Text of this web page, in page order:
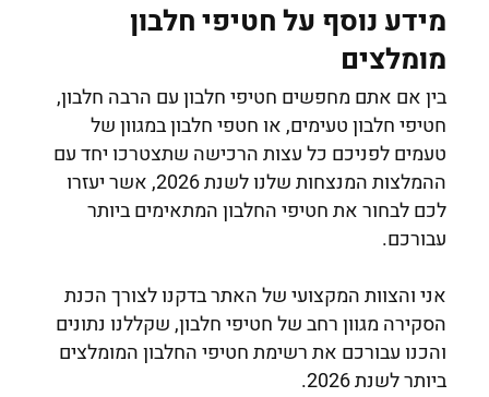
מידע נוסף על חטיפי חלבון
מומלצים
בין אם אתם מחפשים חטיפי חלבון עם הרבה חלבון,
חטיפי חלבון טעימים, או חטפי חלבון במגוון של
טעמים לפניכם כל עצות הרכישה שתצטרכו יחד עם
ההמלצות המנצחות שלנו לשנת 2026, אשר יעזרו
לכם לבחור את חטיפי החלבון המתאימים ביותר
עבורכם.
אני והצוות המקצועי של האתר בדקנו לצורך הכנת
הסקירה מגוון רחב של חטיפי חלבון, שקללנו נתונים
והכנו עבורכם את רשימת חטיפי החלבון המומלצים
ביותר לשנת 2026.